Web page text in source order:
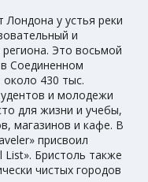
у устья реки
и
Это восьмой
Соединенном
430 тыс.
и молодежи
для жизни и учебы,
магазинов и кафе. В
присвоил
Бристоль также
чистых городов